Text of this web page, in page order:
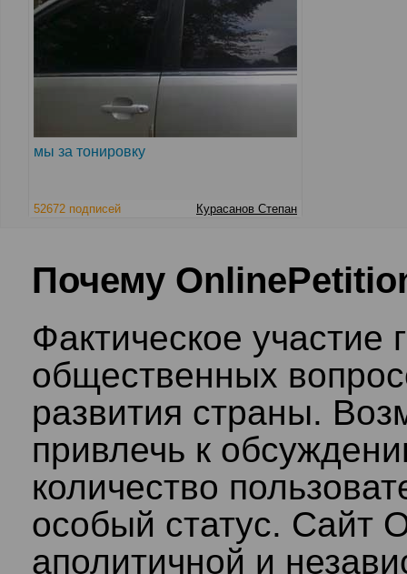
мы за тонировку
52672 подписей Курасанов Степан
Почему
Фактическое
общественных
развития страны.
привлечь к
количество
особый статус. Сайт
аполитичной и